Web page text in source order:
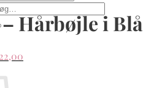
Hårbøjle i Blå
22,00